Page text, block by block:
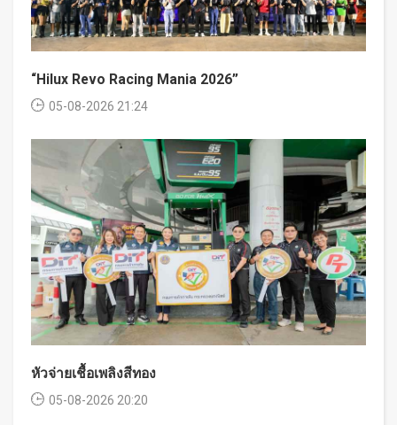
“Hilux Revo Racing Mania 2026”
05-08-2026 21:24
หัวจ่ายเชื้อเพลิงสีทอง
05-08-2026 20:20